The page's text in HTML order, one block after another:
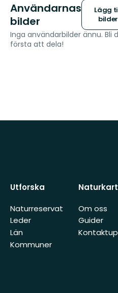
Användarnas
bilder
Lägg
bilder
Inga användarbilder ännu. Bli
första att dela!
Utforska
Naturreservat
Leder
Län
Kommuner
Om oss
Guider